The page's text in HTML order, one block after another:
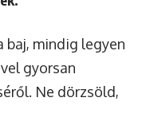
baj, mindig legyen
gyorsan
Ne dörzsöld,